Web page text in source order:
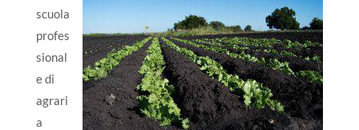
scuola
profes
sional
e di
agrari
a